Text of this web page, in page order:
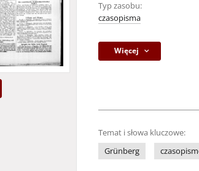
Typ zasobu:
czasopisma
Więcej
Temat i słowa kluczowe:
Grünberg